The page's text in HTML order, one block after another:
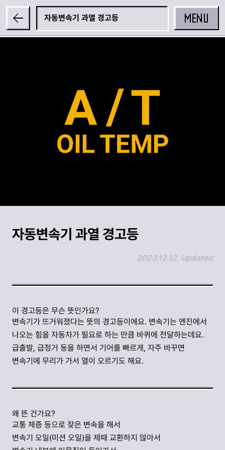
MENU
자동변속기 과열 경고등
자동변속기 과열 경고등
2023.12.12. Updated
이 경고등은 무슨 뜻인가요?
변속기가 뜨거워졌다는 뜻의 경고등이에요. 변속기는 엔진에서
나오는 힘을 자동차가 필요로 하는 만큼 바퀴에 전달하는데요.
급출발, 급정거 등을 하면서 기어를 빠르게, 자주 바꾸면
변속기에 무리가 가서 열이 오르기도 해요.
왜 뜬 건가요?
교통 체증 등으로 잦은 변속을 해서
변속기 오일(미션 오일)을 제때 교환하지 않아서
링크 복사하기